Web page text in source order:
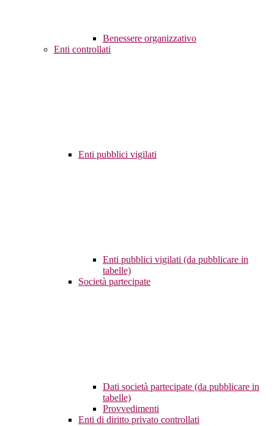
Benessere organizzativo
Enti controllati
Enti pubblici vigilati
Enti pubblici vigilati (da pubblicare in
tabelle)
Società partecipate
Dati società partecipate (da pubblicare in
tabelle)
Provvedimenti
Enti di diritto privato controllati